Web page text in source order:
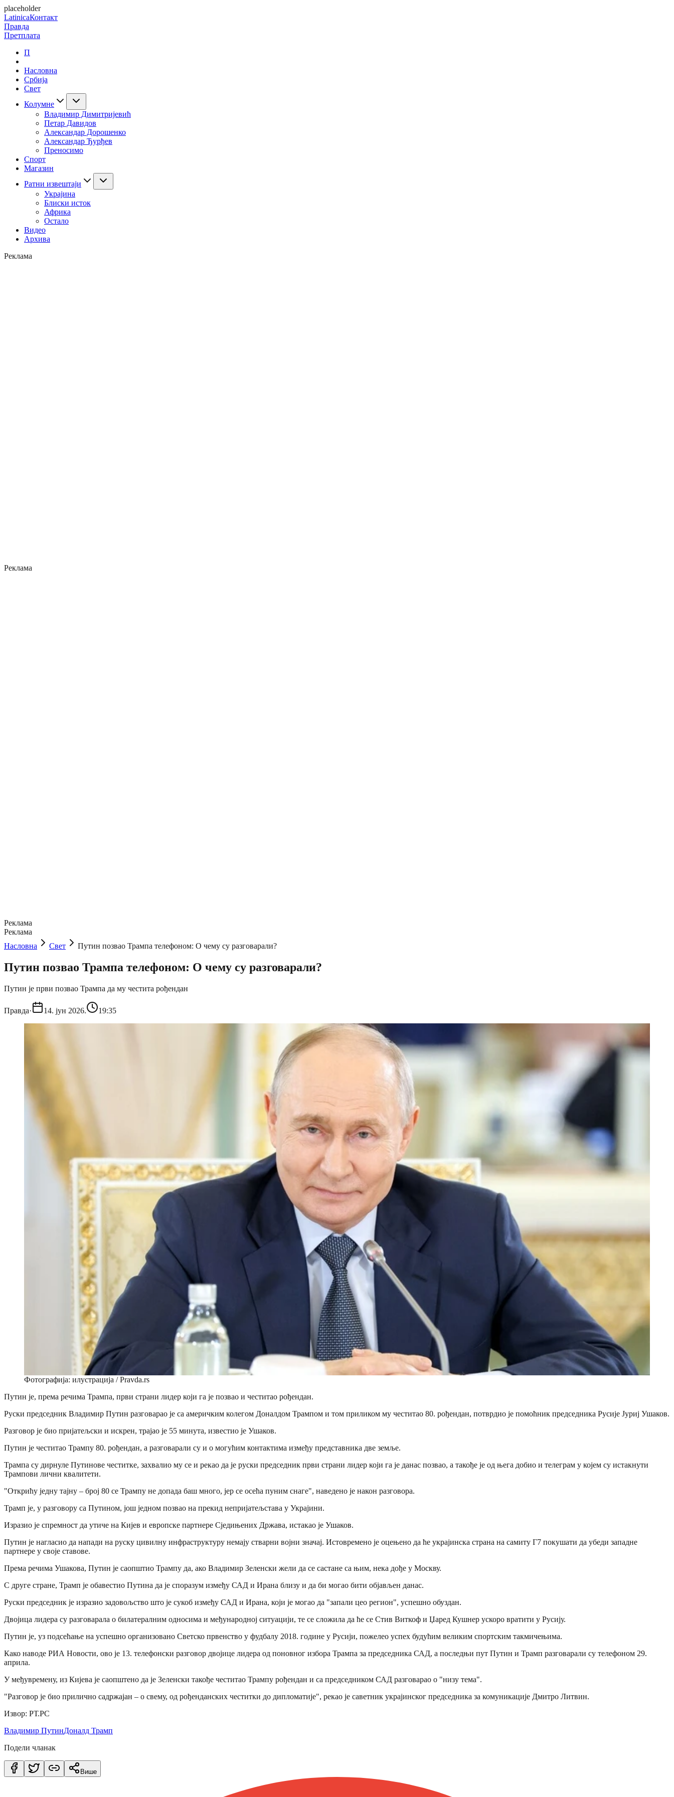
placeholder
LatinicaКонтакт
Правда
Претплата
П
Насловна
Србија
Свет
Колумне
Владимир Димитријевић
Петар Давидов
Александар Дорошенко
Александар Ђурђев
Преносимо
Спорт
Магазин
Ратни извештаји
Украјина
Блиски исток
Африка
Остало
Видео
Архива
Реклама
Реклама
Реклама
Реклама
Насловна
Свет Путин позвао Трампа телефоном: О чему су разговарали?
Путин позвао Трампа телефоном: О чему су разговарали?
Путин је први позвао Трампа да му честита рођендан
Правда· 14. јун 2026. 19:35
Фотографија: илустрација / Pravda.rs
Путин је, према речима Трампа, први страни лидер који га је позвао и честитао рођендан.
Руски председник Владимир Путин разговарао је са америчким колегом Доналдом Трампом и том приликом му честитао 80. рођендан, потврдио је помоћник председника Русије Јуриј Ушаков.
Разговор је био пријатељски и искрен, трајао је 55 минута, известио је Ушаков.
Путин је честитао Трампу 80. рођендан, а разговарали су и о могућим контактима између представника две земље.
Трампа су дирнуле Путинове честитке, захвалио му се и рекао да је руски председник први страни лидер који га је данас позвао, а такође је од њега добио и телеграм у којем су истакнути
Трампови лични квалитети.
"Открићу једну тајну – број 80 се Трампу не допада баш много, јер се осећа пуним снаге", наведено је након разговора.
Трамп је, у разговору са Путином, још једном позвао на прекид непријатељстава у Украјини.
Изразио је спремност да утиче на Кијев и европске партнере Сједињених Држава, истакао је Ушаков.
Путин је нагласио да напади на руску цивилну инфраструктуру немају стварни војни значај. Истовремено је оцењено да ће украјинска страна на самиту Г7 покушати да убеди западне
партнере у своје ставове.
Према речима Ушакова, Путин је саопштио Трампу да, ако Владимир Зеленски жели да се састане са њим, нека дође у Москву.
С друге стране, Трамп је обавестио Путина да је споразум између САД и Ирана близу и да би могао бити објављен данас.
Руски председник је изразио задовољство што је сукоб између САД и Ирана, који је могао да "запали цео регион", успешно обуздан.
Двојица лидера су разговарала о билатералним односима и међународној ситуацији, те се сложила да ће се Стив Виткоф и Џаред Кушнер ускоро вратити у Русију.
Путин је, уз подсећање на успешно организовано Светско првенство у фудбалу 2018. године у Русији, пожелео успех будућим великим спортским такмичењима.
Како наводе РИА Новости, ово је 13. телефонски разговор двојице лидера од поновног избора Трампа за председника САД, а последњи пут Путин и Трамп разговарали су телефоном 29.
априла.
У међувремену, из Кијева је саопштено да је Зеленски такође честитао Трампу рођендан и са председником САД разговарао о "низу тема".
"Разговор је био прилично садржајан – о свему, од рођенданских честитки до дипломатије", рекао је саветник украјинског председника за комуникације Дмитро Литвин.
Извор: РТ.РС
Владимир ПутинДоналд Трамп
Подели чланак
Више